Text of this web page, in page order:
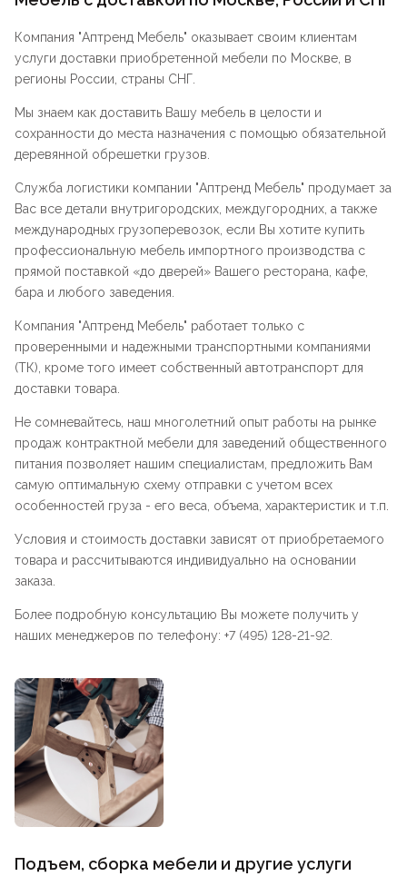
Компания "Аптренд Мебель" оказывает своим клиентам
услуги доставки приобретенной мебели по Москве, в
регионы России, страны СНГ.
Мы знаем как доставить Вашу мебель в целости и
сохранности до места назначения с помощью обязательной
деревянной обрешетки грузов.
Служба логистики компании "Аптренд Мебель" продумает за
Вас все детали внутригородских, междугородних, а также
международных грузоперевозок, если Вы хотите купить
профессиональную мебель импортного производства с
прямой поставкой «до дверей» Вашего ресторана, кафе,
бара и любого заведения.
Компания "Аптренд Мебель" работает только с
проверенными и надежными транспортными компаниями
(ТК), кроме того имеет собственный автотранспорт для
доставки товара.
Не сомневайтесь, наш многолетний опыт работы на рынке
продаж контрактной мебели для заведений общественного
питания позволяет нашим специалистам, предложить Вам
самую оптимальную схему отправки с учетом всех
особенностей груза - его веса, объема, характеристик и т.п.
Условия и стоимость доставки зависят от приобретаемого
товара и рассчитываются индивидуально на основании
заказа.
Более подробную консультацию Вы можете получить у
наших менеджеров по телефону: +7 (495) 128-21-92.
Подъем, сборка мебели и другие услуги